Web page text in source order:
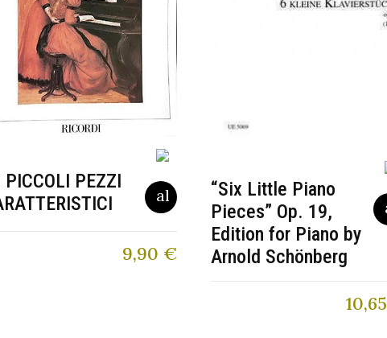
PICCOLI PEZZI
9,90 €
“Six Little Piano
Pieces” Op. 19,
Edition for Piano by
Arnold Schönberg
10,65